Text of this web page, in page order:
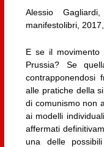
Alessio
manifestolibri,
E se il
Prussia? Se
contrapponendosi
alle pratiche della
di comunismo non
ai modelli
affermati
una delle